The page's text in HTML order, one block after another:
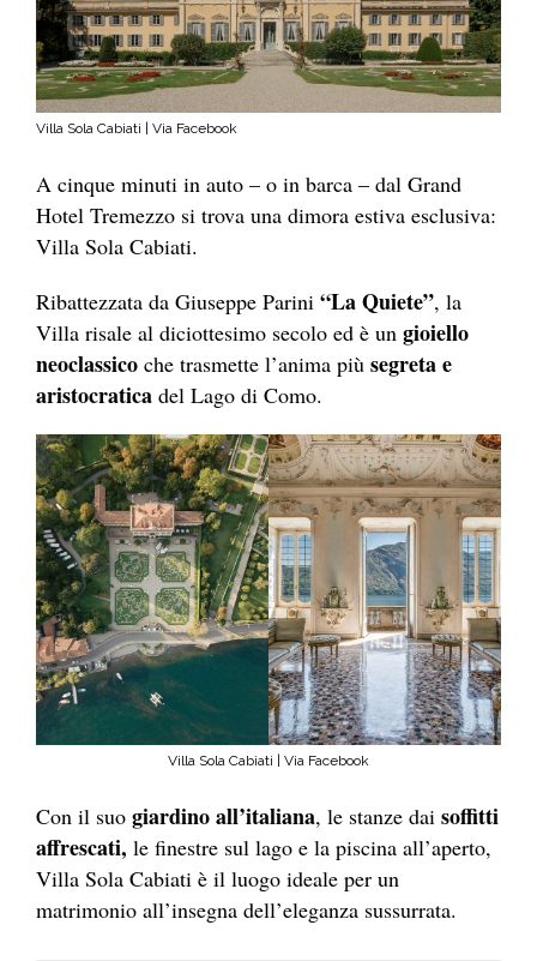
Villa Sola Cabiati | Via Facebook
A cinque minuti in auto – o in barca – dal Grand
Hotel Tremezzo si trova una dimora estiva esclusiva:
Villa Sola Cabiati.
Ribattezzata da Giuseppe Parini “La Quiete”, la
Villa risale al diciottesimo secolo ed è un gioiello
neoclassico che trasmette l’anima più segreta e
aristocratica del Lago di Como.
Villa Sola Cabiati | Via Facebook
Con il suo giardino all’italiana, le stanze dai soffitti
affrescati, le finestre sul lago e la piscina all’aperto,
Villa Sola Cabiati è il luogo ideale per un
matrimonio all’insegna dell’eleganza sussurrata.